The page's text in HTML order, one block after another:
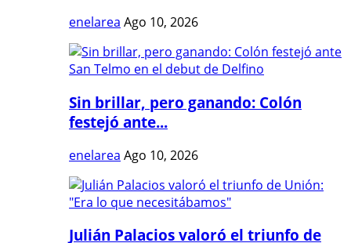
enelarea Ago 10, 2026
Sin brillar, pero ganando: Colón
festejó ante...
enelarea Ago 10, 2026
Julián Palacios valoró el triunfo de